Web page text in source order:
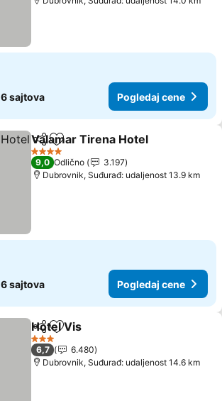
6 sajtova Pogledaj cene
Deli Dodati u favorite
Valamar Tirena Hotel
4 Zvezdice
9,0 Odlično
3.197
Dubrovnik, Suđurađ: udaljenost 13.9 km
6 sajtova Pogledaj cene
Deli Dodati u favorite
Hotel Vis
3 Zvezdice
6,7
6.480
Dubrovnik, Suđurađ: udaljenost 14.6 km